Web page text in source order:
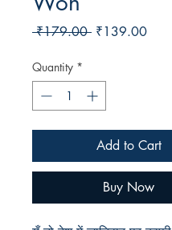
₹179.00 Regular
₹139.00Sale
Quantity *
Add to Cart
Buy Now